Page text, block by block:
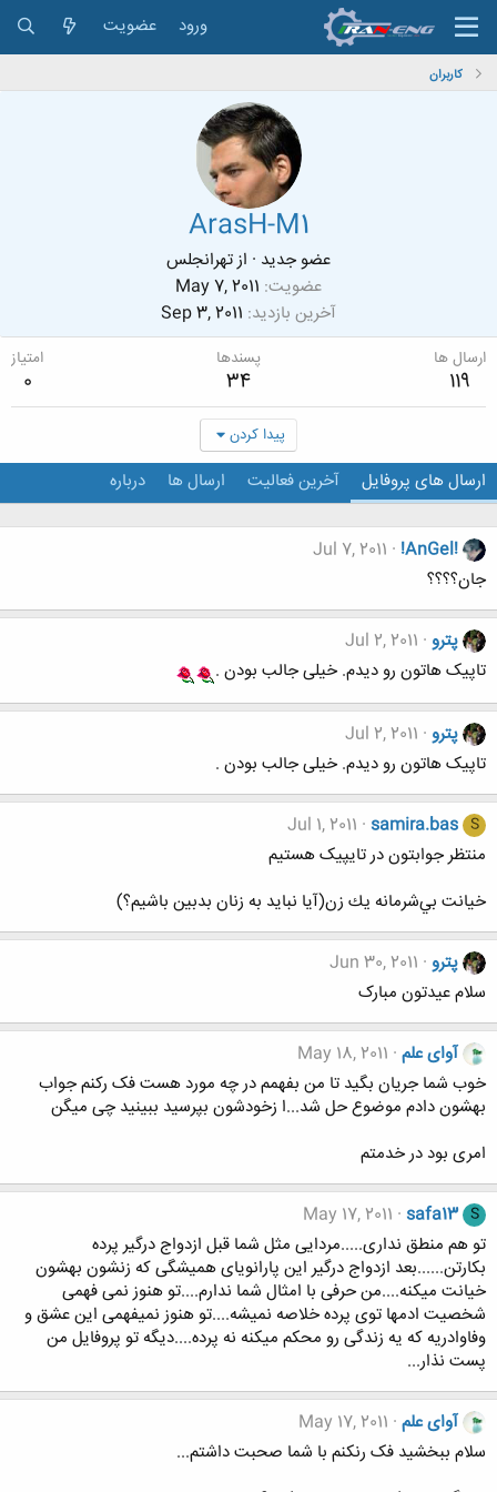
ورود عضویت
کاربران
ArasH-M1
عضو جدید · ازتهرانجلس
عضویت May 7, 2011
آخرین بازدید Sep 3, 2011
ارسال ها
119
پسندها
34
امتیاز
0
پیدا کردن
ارسال های پروفایل آخرین فعالیت ارسال ها درباره
!AnGel!
Jul 7, 2011
جان؟؟؟؟
پترو Jul 2, 2011
تاپیک هاتون رو دیدم. خیلی جالب بودن .
پترو Jul 2, 2011
تاپیک هاتون رو دیدم. خیلی جالب بودن .
S
samira.bas
Jul 1, 2011
منتظر جوابتون در تایپیک هستیم
خيانت بي‌شرمانه يك زن(آیا نباید به زنان بدبین باشیم؟)
پترو Jun 30, 2011
سلام عیدتون مبارک
آوای علم May 18, 2011
خوب شما جریان بگید تا من بفهمم در چه مورد هست فک رکنم جواب
بهشون دادم موضوع حل شد...ا زخودشون بپرسید ببینید چی میگن
امری بود در خدمتم
S
safa13
May 17, 2011
تو هم منطق نداری.....مردایی مثل شما قبل ازدواج درگیر پرده
بکارتن......بعد ازدواج درگیر این پارانویای همیشگی که زنشون بهشون
خیانت میکنه....من حرفی با امثال شما ندارم....تو هنوز نمی فهمی
شخصیت ادمها توی پرده خلاصه نمیشه....تو هنوز نمیفهمی این عشق و
وفاوادریه که یه زندگی رو محکم میکنه نه پرده....دیگه تو پروفایل من
پست نذار...
آوای علم May 17, 2011
سلام ببخشید فک رنکنم با شما صحبت داشتم...